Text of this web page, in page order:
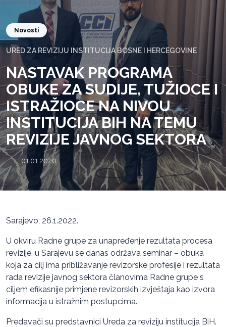
Novosti
URED ZA REVIZIJU INSTITUCIJA BOSNE I HERCEGOVINE
NASTAVAK PROGRAMA
OBUKE ZA SUDIJE, TUŽIOCE I
ISTRAŽIOCE NA NIVOU
INSTITUCIJA BIH NA TEMU
REVIZIJE JAVNOG SEKTORA
01.01.2020.
Sarajevo, 26.1.2022.
U okviru Radne grupe za unapređenje rezultata procesa
revizije, u Sarajevu se danas održava seminar – obuka
koja za cilj ima približavanje revizorske profesije i rezultata
rada revizije javnog sektora članovima Radne grupe s
ciljem efikasnije primjene revizorskih izvještaja kao izvora
informacija u istražnim postupcima.
Predavači su predstavnici Ureda za reviziju institucija BiH.